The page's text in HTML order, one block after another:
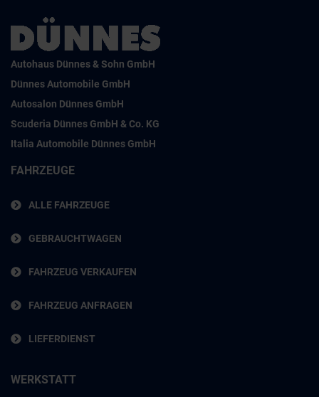
Autohaus Dünnes & Sohn GmbH
Dünnes Automobile GmbH
Autosalon Dünnes GmbH
Scuderia Dünnes GmbH & Co. KG
Italia Automobile Dünnes GmbH
FAHRZEUGE
ALLE FAHRZEUGE
GEBRAUCHTWAGEN
FAHRZEUG VERKAUFEN
FAHRZEUG ANFRAGEN
LIEFERDIENST
WERKSTATT